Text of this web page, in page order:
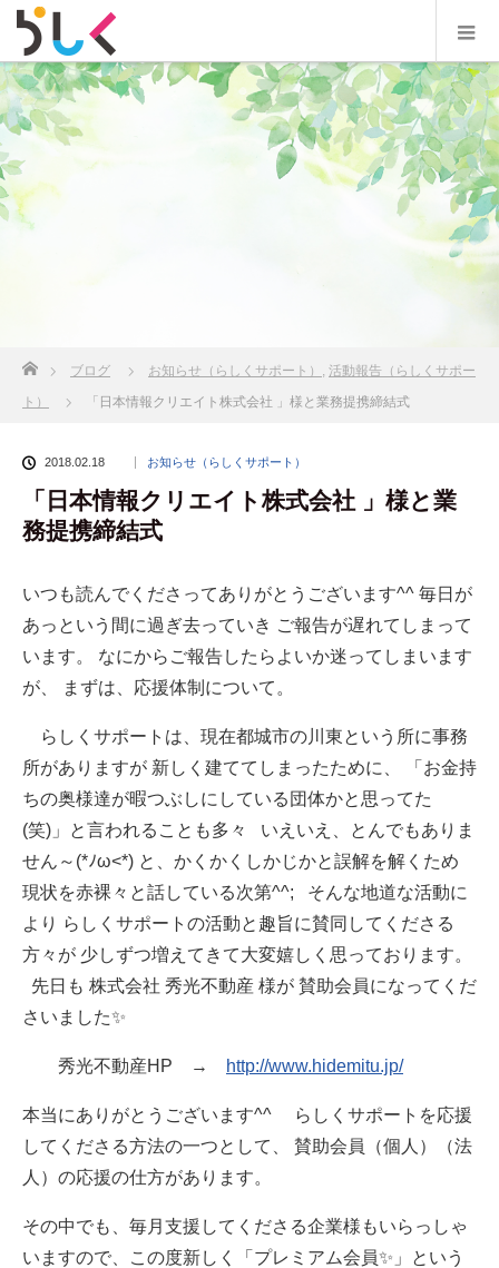
ブログ お知らせ（らしくサポート） , 活動報告（らしくサポー
ト）
「日本情報クリエイト株式会社 」様と業務提携締結式
2018.02.18 お知らせ（らしくサポート）
「日本情報クリエイト株式会社 」様と業
務提携締結式
いつも読んでくださってありがとうございます^^ 毎日が
あっという間に過ぎ去っていき ご報告が遅れてしまって
います。 なにからご報告したらよいか迷ってしまいます
が、 まずは、応援体制について。
らしくサポートは、現在都城市の川東という所に事務
所がありますが 新しく建ててしまったために、 「お金持
ちの奥様達が暇つぶしにしている団体かと思ってた
(笑)」と言われることも多々 いえいえ、とんでもありま
せん～(*ﾉω<*) と、かくかくしかじかと誤解を解くため
現状を赤裸々と話している次第^^; そんな地道な活動に
より らしくサポートの活動と趣旨に賛同してくださる
方々が 少しずつ増えてきて大変嬉しく思っております。
先日も 株式会社 秀光不動産 様が 賛助会員になってくだ
さいました✨
秀光不動産HP → http://www.hidemitu.jp/
本当にありがとうございます^^ らしくサポートを応援
してくださる方法の一つとして、 賛助会員（個人）（法
人）の応援の仕方があります。
その中でも、毎月支援してくださる企業様もいらっしゃ
いますので、この度新しく「プレミアム会員✨」という